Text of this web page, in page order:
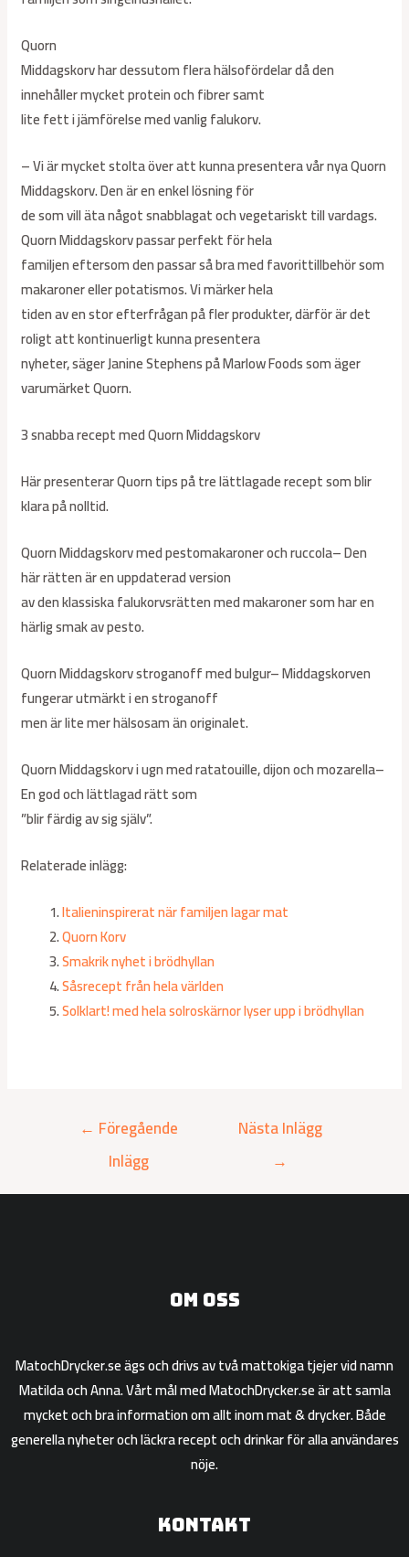
Quorn
Middagskorv har dessutom flera hälsofördelar då den
innehåller mycket protein och fibrer samt
lite fett i jämförelse med vanlig falukorv.
– Vi är mycket stolta över att kunna presentera vår nya Quorn
Middagskorv. Den är en enkel lösning för
de som vill äta något snabblagat och vegetariskt till vardags.
Quorn Middagskorv passar perfekt för hela
familjen eftersom den passar så bra med favorittillbehör som
makaroner eller potatismos. Vi märker hela
tiden av en stor efterfrågan på fler produkter, därför är det
roligt att kontinuerligt kunna presentera
nyheter, säger Janine Stephens på Marlow Foods som äger
varumärket Quorn.
3 snabba recept med Quorn Middagskorv
Här presenterar Quorn tips på tre lättlagade recept som blir
klara på nolltid.
Quorn Middagskorv med pestomakaroner och ruccola– Den
här rätten är en uppdaterad version
av den klassiska falukorvsrätten med makaroner som har en
härlig smak av pesto.
Quorn Middagskorv stroganoff med bulgur– Middagskorven
fungerar utmärkt i en stroganoff
men är lite mer hälsosam än originalet.
Quorn Middagskorv i ugn med ratatouille, dijon och mozarella–
En god och lättlagad rätt som
”blir färdig av sig själv”.
Relaterade inlägg:
Italieninspirerat när familjen lagar mat
Quorn Korv
Smakrik nyhet i brödhyllan
Såsrecept från hela världen
Solklart! med hela solroskärnor lyser upp i brödhyllan
← Föregående
Inlägg
Nästa Inlägg
→
Om oss
MatochDrycker.se ägs och drivs av två mattokiga tjejer vid namn
Matilda och Anna. Vårt mål med MatochDrycker.se är att samla
mycket och bra information om allt inom mat & drycker. Både
generella nyheter och läckra recept och drinkar för alla användares
nöje.
Kontakt